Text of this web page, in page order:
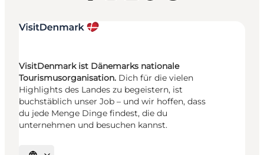
VisitDenmark ist Dänemarks nationale
Tourismusorganisation. Dich für die vielen
Highlights des Landes zu begeistern, ist
buchstäblich unser Job – und wir hoffen, dass
du jede Menge Dinge findest, die du
unternehmen und besuchen kannst.